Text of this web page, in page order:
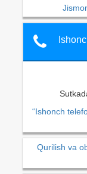
“Ishonch
Qurilish va